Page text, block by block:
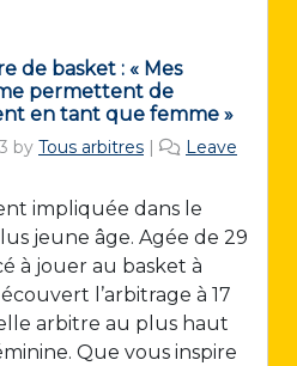
de basket : « Mes
permettent de
en tant que femme »
by Tous arbitres
Leave
impliquée dans le
jeune âge. Agée de 29
à jouer au basket à
l’arbitrage à 17
arbitre au plus haut
Que vous inspire